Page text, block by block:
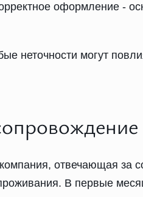
оформление -
неточности могут
отвечающая за
В первые